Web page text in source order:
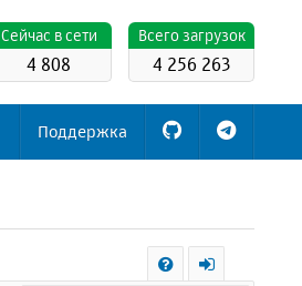
Всего загрузок
4 256 263
Cейчас в сети
4 808
Поддержка